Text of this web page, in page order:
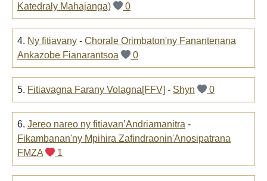
Katedraly Mahajanga)
0
4. Ny fitiavany - Chorale Orimbaton'ny Fanantenana
Ankazobe Fianarantsoa
0
5. Fitiavagna Farany Volagna[FFV] - Shyn 0
6. Jereo nareo ny fitiavan’Andriamanitra -
Fikambanan'ny Mpihira Zafindraonin'Anosipatrana
FMZA
1